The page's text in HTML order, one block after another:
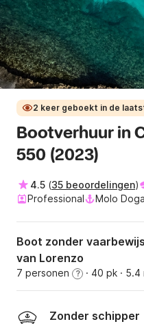
2 keer geboekt in de
Bootverhuur in
550 (2023)
4.5 (35 beoordelingen)
Professional
Molo
Boot zonder
van Lorenzo
7 personen ? · 40 pk ·
Zonder schipper